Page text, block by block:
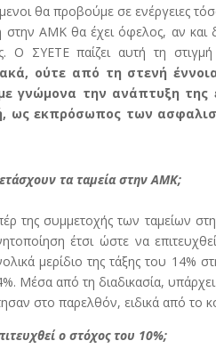
θα προβούμε σε ενέργειες
ΑΜΚ θα έχει όφελος, αν και
Ο ΣΥΕΤΕ παίζει αυτή τη
ούτε από τη στενή
γνώμονα την ανάπτυξη της
ως εκπρόσωπος των
τα ταμεία στην ΑΜΚ;
της συμμετοχής των ταμείων
έτσι ώστε να
μερίδιο της τάξης του 14%
Μέσα από τη διαδικασία,
στο παρελθόν, ειδικά από το
ο στόχος του 10%;